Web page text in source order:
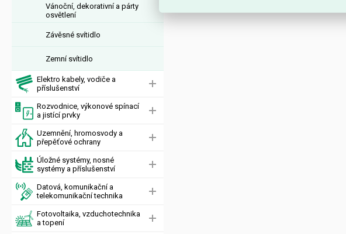
Vánoční, dekorativní a párty
osvětlení
Závěsné svítidlo
Zemní svítidlo
Elektro kabely, vodiče a
příslušenství
Rozvodnice, výkonové spínací
a jistící prvky
Uzemnění, hromosvody a
přepěťové ochrany
Úložné systémy, nosné
systémy a příslušenství
Datová, komunikační a
telekomunikační technika
Fotovoltaika, vzduchotechnika
a topení